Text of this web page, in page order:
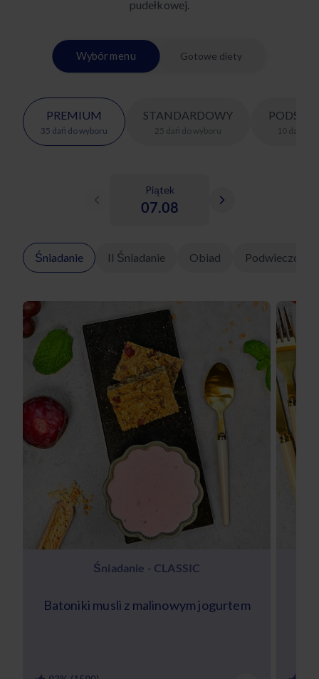
pudełkowej.
Wybór menu Gotowe diety
PREMIUM
35 dań do wyboru
STANDARDOWY
25 dań do wyboru 10 dań
Piątek
07.08
Śniadanie II Śniadanie Obiad Podwieczorek
Śniadanie - CLASSIC
Batoniki musli z malinowym jogurtem